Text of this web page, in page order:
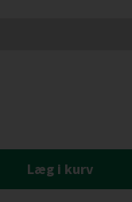
Læg i kurv